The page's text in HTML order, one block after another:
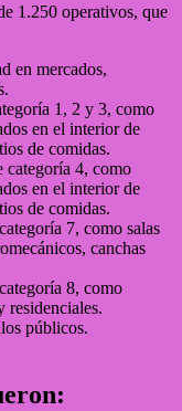
1.250 operativos, que
en mercados,
1, 2 y 3, como
en el interior de
de comidas.
categoría 4, como
en el interior de
de comidas.
7, como salas
canchas
8, como
residenciales.
públicos.